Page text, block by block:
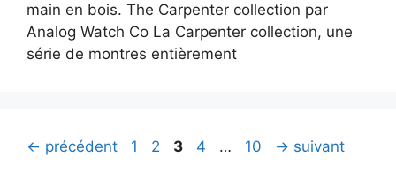
main en bois. The Carpenter collection par
Analog Watch Co La Carpenter collection, une
série de montres entièrement
← précédent Page
1 Page
2 Page
3 Page
4 … Page
10 → suivant